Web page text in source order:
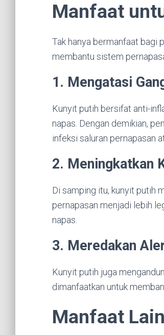
Manfaat
Tak hanya bermanfaat bagi
membantu sistem
1. Mengatasi
Kunyit putih bersifat anti-
napas. Dengan demikian,
infeksi saluran pernapasan
2. Meningkatkan
Di samping itu, kunyit putih
pernapasan menjadi lebih
napas.
3. Meredakan
Kunyit putih juga
dimanfaatkan untuk
Manfaat